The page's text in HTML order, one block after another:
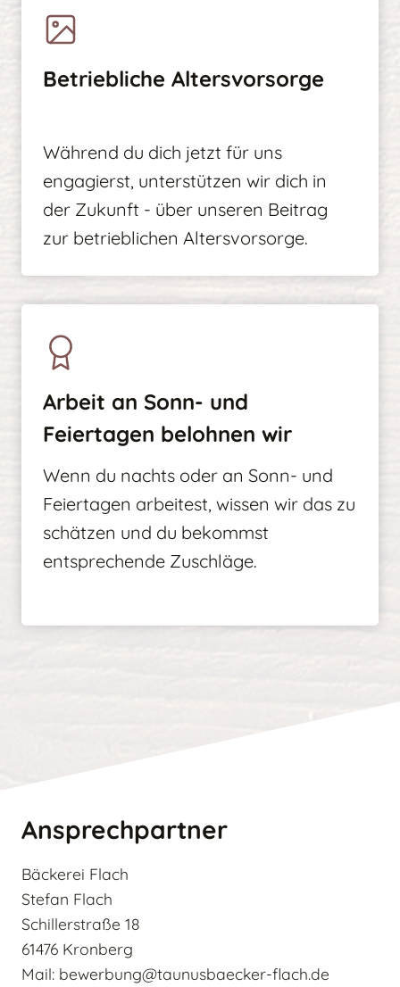
Betriebliche Altersvorsorge
Während du dich jetzt für uns
engagierst, unterstützen wir dich in
der Zukunft - über unseren Beitrag
zur betrieblichen Altersvorsorge.
Arbeit an Sonn- und
Feiertagen belohnen wir
Wenn du nachts oder an Sonn- und
Feiertagen arbeitest, wissen wir das zu
schätzen und du bekommst
entsprechende Zuschläge.
Ansprechpartner
Bäckerei Flach
Stefan Flach
Schillerstraße 18
61476 Kronberg
Mail: bewerbung@taunusbaecker-flach.de